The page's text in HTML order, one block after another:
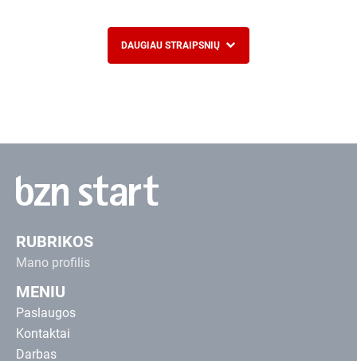
DAUGIAU STRAIPSNIŲ
RUBRIKOS
Mano profilis
MENIU
Paslaugos
Kontaktai
Darbas